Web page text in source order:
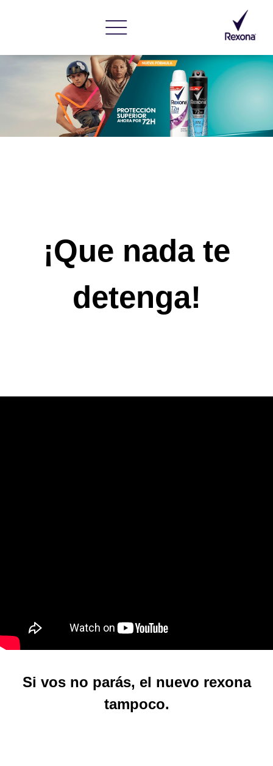
¡Que nada te
detenga!
Si vos no parás, el nuevo rexona
tampoco.